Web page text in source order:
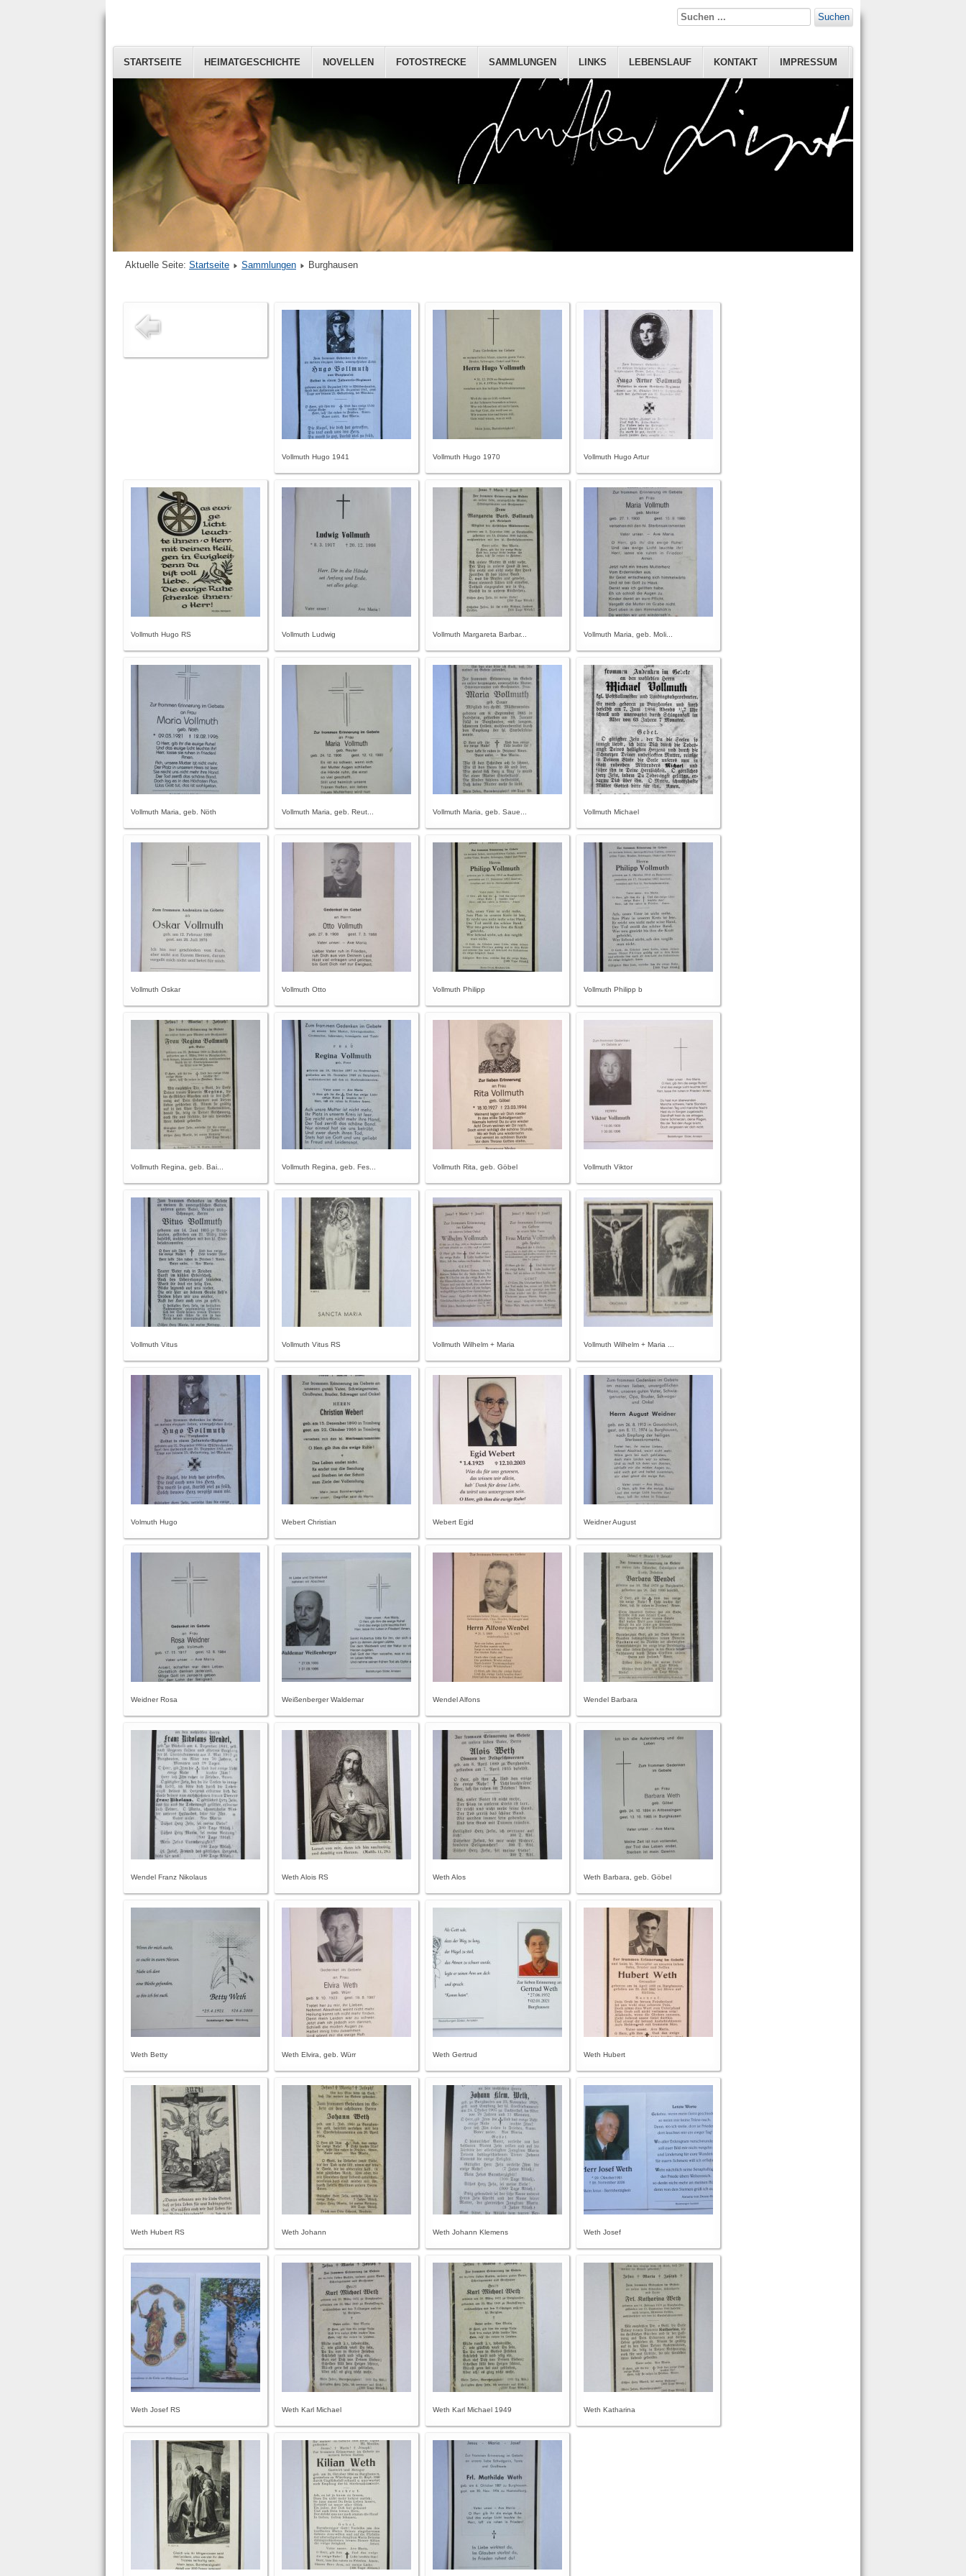
STARTSEITE HEIMATGESCHICHTE NOVELLEN FOTOSTRECKE SAMMLUNGEN LINKS LEBENSLAUF KONTAKT IMPRESSUM
Suchen
Aktuelle Seite: Startseite Sammlungen Burghausen
Vollmuth Hugo 1941 Vollmuth Hugo 1970 Vollmuth Hugo Artur
Vollmuth Hugo RS Vollmuth Ludwig Vollmuth Margareta Barbar... Vollmuth Maria, geb. Moli...
Vollmuth Maria, geb. Nöth Vollmuth Maria, geb. Reut... Vollmuth Maria, geb. Saue... Vollmuth Michael
Vollmuth Oskar Vollmuth Otto Vollmuth Philipp Vollmuth Philipp b
Vollmuth Regina, geb. Bai... Vollmuth Regina, geb. Fes... Vollmuth Rita, geb. Göbel Vollmuth Viktor
Vollmuth Vitus Vollmuth Vitus RS Vollmuth Wilhelm + Maria Vollmuth Wilhelm + Maria ...
Volmuth Hugo Webert Christian Webert Egid Weidner August
Weidner Rosa Weißenberger Waldemar Wendel Alfons Wendel Barbara
Wendel Franz Nikolaus Weth Alois RS Weth Alos Weth Barbara, geb. Göbel
Weth Betty Weth Elvira, geb. Würr Weth Gertrud Weth Hubert
Weth Hubert RS Weth Johann Weth Johann Klemens Weth Josef
Weth Josef RS Weth Karl Michael Weth Karl Michael 1949 Weth Katharina